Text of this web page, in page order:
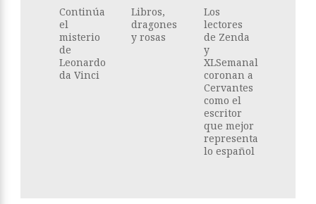
Continúa
el
misterio
de
Leonardo
da Vinci
Libros,
dragones
y rosas
Los
lectores
de Zenda
y
XLSemanal
coronan a
Cervantes
como el
escritor
que mejor
representa
lo español